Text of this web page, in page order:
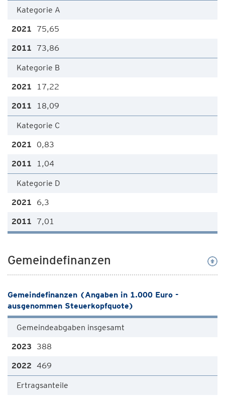
Kategorie A
75,65
73,86
Kategorie B
17,22
18,09
Kategorie C
0,83
1,04
Kategorie D
6,3
7,01
Gemeindefinanzen
Gemeindefinanzen (Angaben in 1.000 Euro -
ausgenommen Steuerkopfquote)
Gemeindeabgaben insgesamt
388
469
Ertragsanteile